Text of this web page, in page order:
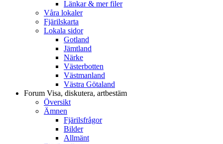
Länkar & mer filer
Våra lokaler
Fjärilskarta
Lokala sidor
Gotland
Jämtland
Närke
Västerbotten
Västmanland
Västra Götaland
Forum Visa, diskutera, artbestäm
Översikt
Ämnen
Fjärilsfrågor
Bilder
Allmänt